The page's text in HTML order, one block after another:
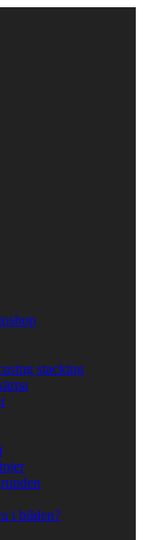
stacking
i bilden?